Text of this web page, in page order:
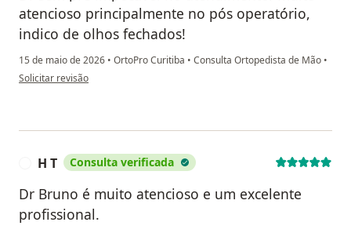
atencioso principalmente no pós operatório,
indico de olhos fechados!
15 de maio de 2026 • OrtoPro Curitiba • Consulta Ortopedista de Mão •
na opinião do utilizador B. C.
Solicitar revisão
H T Consulta verificada
Dr Bruno é muito atencioso e um excelente
profissional.